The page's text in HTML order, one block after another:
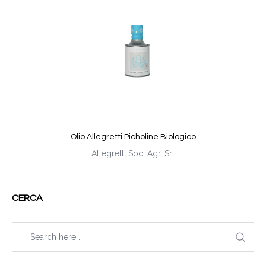
Olio Allegretti Picholine Biologico
Allegretti Soc. Agr. Srl
CERCA